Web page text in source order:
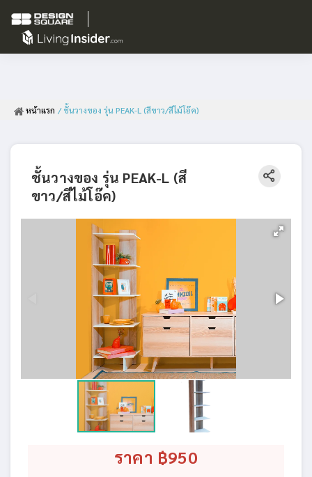
หน้าแรก / ชั้นวางของ รุ่น PEAK-L (สีขาว/สีไม้โอ๊ค)
ชั้นวางของ รุ่น PEAK-L (สี
ขาว/สีไม้โอ๊ค)
ราคา ฿950